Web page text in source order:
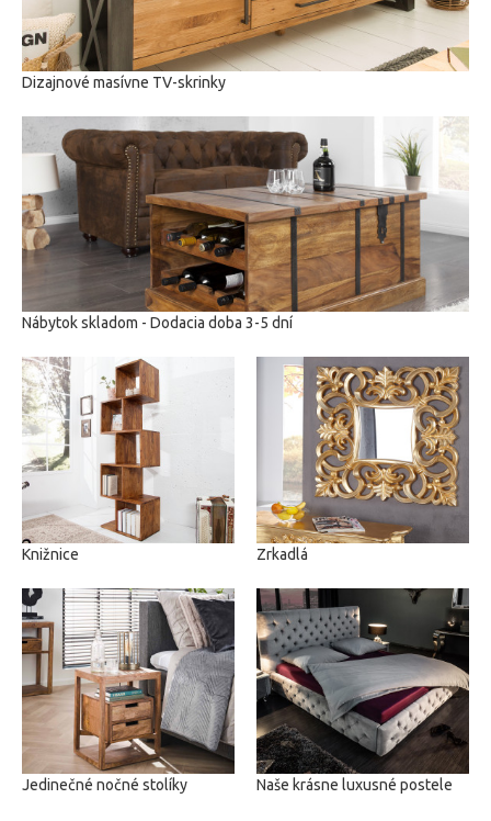
Dizajnové masívne TV-skrinky
Nábytok skladom - Dodacia doba 3-5 dní
Knižnice Zrkadlá
Jedinečné nočné stolíky Naše krásne luxusné postele